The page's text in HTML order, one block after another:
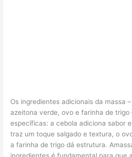
Os ingredientes adicionais da massa
azeitona verde, ovo e farinha de trigo
específicas: a cebola adiciona sabor
traz um toque salgado e textura, o
a farinha de trigo dá estrutura.